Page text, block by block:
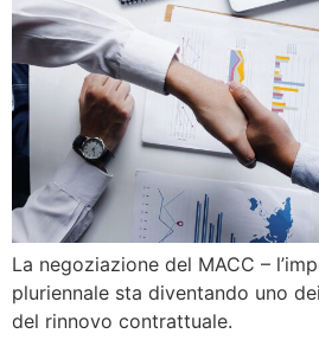
La negoziazione del MACC –
pluriennale sta diventando uno
del rinnovo contrattuale.